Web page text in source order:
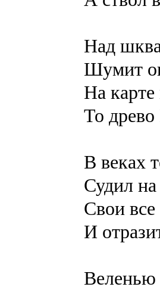
Над
Шумит
На
То
В веках
Судил
Свои
И
Веленью